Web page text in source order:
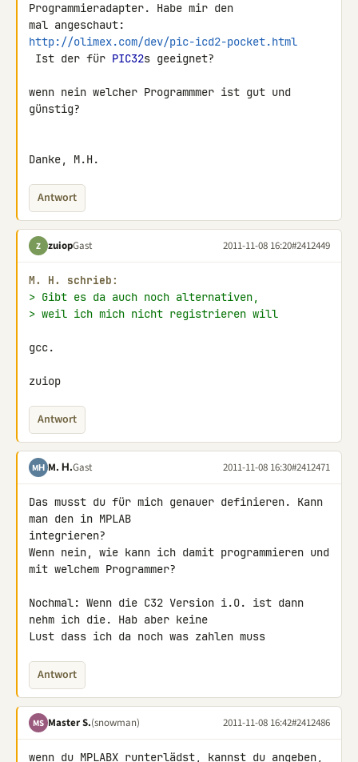
Programmieradapter. Habe mir den
http://olimex.com/dev/pic-icd2-pocket.html
Ist der für PIC32s geeignet?
wenn nein welcher Programmmer ist gut und
günstig?
Danke, M.H.
Antwort
Z zuiopGast 2011-11-08 16:20#2412449
M. H. schrieb:
> Gibt es da auch noch alternativen,
> weil ich mich nicht registrieren will
gcc.
zuiop
Antwort
MН M. Н.Gast 2011-11-08 16:30#2412471
Das musst du für mich genauer definieren. Kann
man den in MPLAB
integrieren?
Wenn nein, wie kann ich damit programmieren und
mit welchem Programmer?
Nochmal: Wenn die C32 Version i.O. ist dann
nehm ich die. Hab aber keine
Lust dass ich da noch was zahlen muss
Antwort
MS Master S.(snowman) 2011-11-08 16:42#2412486
wenn du MPLABX runterlädst, kannst du angeben,